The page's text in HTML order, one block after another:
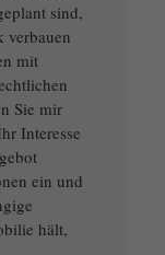
sind,
mit
Sie mir
Interesse
ein und
hält,